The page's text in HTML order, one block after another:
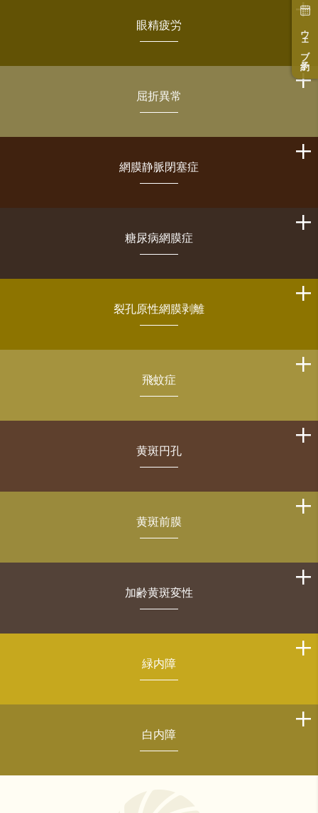
ウェブ予約
眼精疲労
屈折異常
網膜静脈閉塞症
糖尿病網膜症
裂孔原性網膜剥離
飛蚊症
黄斑円孔
黄斑前膜
加齢黄斑変性
緑内障
白内障